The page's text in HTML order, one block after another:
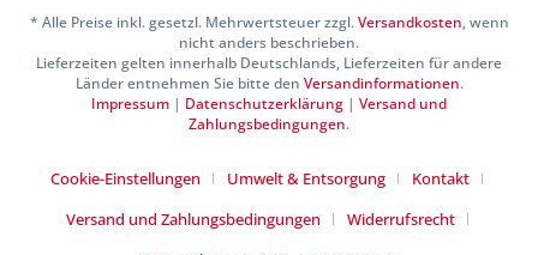
* Alle Preise inkl. gesetzl. Mehrwertsteuer zzgl.Versandkosten, wenn
nicht anders beschrieben.
Lieferzeiten gelten innerhalb Deutschlands, Lieferzeiten für andere
Länder entnehmen Sie bitte den Versandinformationen.
Impressum | Datenschutzerklärung | Versand und
Zahlungsbedingungen.
Cookie-Einstellungen Umwelt & Entsorgung
Kontakt
Versand und Zahlungsbedingungen
Widerrufsrecht